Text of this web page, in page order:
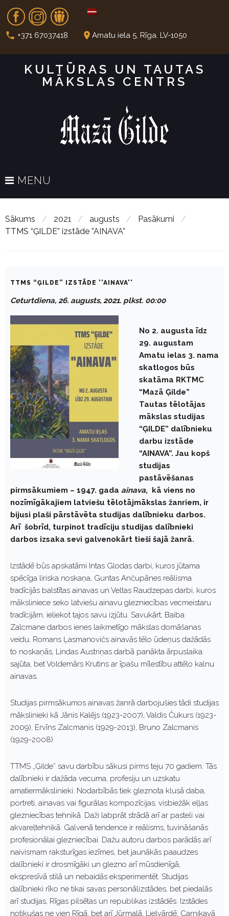
t
Fb In Dr
call +371 67037418 place Amatu iela 5, Rīga. LV-1050
KULTŪRAS UN TAUTAS
MĀKSLAS CENTRS
MENU
Sākums / 2021 / augusts / Pasākumi
/
TTMS “ĢILDE” izstāde ”AINAVA”
TTMS “ĢILDE” IZSTĀDE ''AINAVA''
Ceturtdiena, 26. augusts, 2021. plkst. 00:00
No 2. augusta īdz
29. augustam
Amatu ielas 3. nama
skatlogos būs
skatāma RKTMC
“Mazā Ģilde”
Tautas tēlotājas
mākslas studijas
“ĢILDE” dalībnieku
darbu izstāde
“AINAVA”. Jau kopš
studijas
pastāvēšanas
pirmsākumiem – 1947. gada ainava, kā viens no
nozīmīgākajiem latviešu tēlotājmākslas žanriem, ir
bijusi plaši pārstāvēta studijas dalībnieku darbos.
Arī šobrīd, turpinot tradīciju studijas dalībnieki
darbos izsaka sevi galvenokārt tieši šajā žanrā.
Izstādē būs apskatāmi Intas Glodas darbi, kuros jūtama
spēcīga liriska noskaņa, Guntas Ančupānes reālisma
tradīcijās balstītas ainavas un Veltas Raudzepas darbi, kuros
māksliniece seko latviešu ainavu glezniecības vecmeistaru
tradīcijām, ieliekot tajos savu izjūtu. Savukārt, Baiba
Zalcmane darbos ienes laikmetīgo mākslas domāšanas
veidu, Romans Ļasmanovičs ainavās tēlo ūdeņus dažādās
to noskaņās, Lindas Austriņas darbā panākta ārpuslaika
sajūta, bet Voldemārs Krutins ar īpašu mīlestību attēlo kalnu
ainavas.
Studijas pirmsākumos ainavas žanrā darbojušies tādi studijas
mākslinieki kā Jānis Kalējs (1923-2007), Valdis Čukurs (1923-
2009), Ervīns Zalcmanis (1929-2013), Bruno Zalcmanis
(1929-2008).
TTMS „Ģilde” savu darbību sākusi pirms teju 70 gadiem. Tās
dalībnieki ir dažāda vecuma, profesiju un uzskatu
amatiermākslinieki. Nodarbībās tiek gleznota klusā daba,
portreti, ainavas vai figurālas kompozīcijas, visbiežāk eļļas
glezniecības tehnikā. Daži labprāt strādā arī ar pasteli vai
akvareļtehnikā. Galvenā tendence ir reālisms, tuvināšanās
profesionālai glezniecībai. Dažu autoru darbos parādās arī
naivismam raksturīgas iezīmes, bet jaunākās paaudzes
dalībnieki ir drosmīgāki un glezno arī mūsdienīgā,
ekspresīvā stilā un nebaidās eksperimentēt. Studijas
dalībnieki rīko ne tikai savas personālizstādes, bet piedalās
arī studijas, Rīgas pilsētas un republikas izstādēs. Izstādes
notikušas ne vien Rīgā, bet arī Jūrmalā, Lielvārdē, Carnikavā